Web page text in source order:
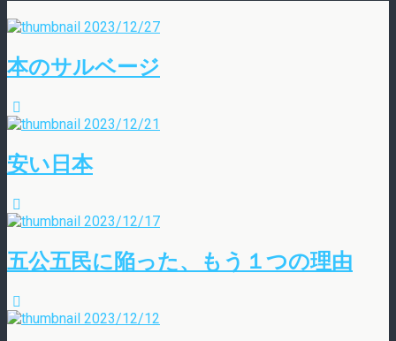
2023/12/27
本のサルベージ
2023/12/21
安い日本
2023/12/17
五公五民に陥った、もう１つの理由
2023/12/12